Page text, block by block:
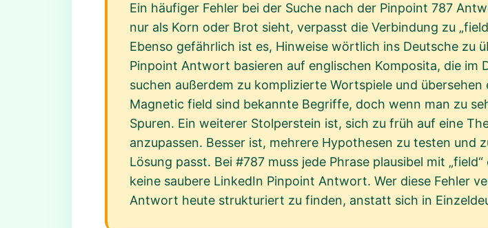
Ein häufiger Fehler bei der Suche nach der Pinpoint 787
nur als Korn oder Brot sieht, verpasst die Verbindung zu
Ebenso gefährlich ist es, Hinweise wörtlich ins Deutsche zu
Pinpoint Antwort basieren auf englischen Komposita, die im
suchen außerdem zu komplizierte Wortspiele und
Magnetic field sind bekannte Begriffe, doch wenn man zu
Spuren. Ein weiterer Stolperstein ist, sich zu früh auf eine
anzupassen. Besser ist, mehrere Hypothesen zu testen und
Lösung passt. Bei #787 muss jede Phrase plausibel mit
keine saubere LinkedIn Pinpoint Antwort. Wer diese Fehler
Antwort heute strukturiert zu finden, anstatt sich in